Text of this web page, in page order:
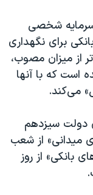
شخصی
برای نگهداری
از میزان مصوب،
است که با آنها
می‌کند.
دولت سیزدهم
میدانی» از شعب
بانکی» از روز